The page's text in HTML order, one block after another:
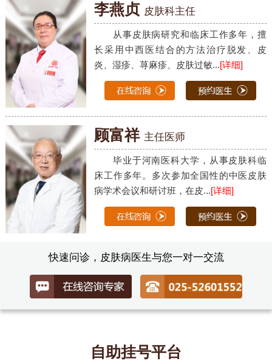
李燕贞 皮肤科主任
从事皮肤病研究和临床工作多年，擅
长采用中西医结合的方法治疗脱发、皮
炎、湿疹、荨麻疹、皮肤过敏...[详细]
顾富祥 主任医师
毕业于河南医科大学，从事皮肤科临
床工作多年。多次参加全国性的中医皮肤
病学术会议和研讨班，在皮...[详细]
快速问诊，皮肤病医生与您一对一交流
自助挂号平台